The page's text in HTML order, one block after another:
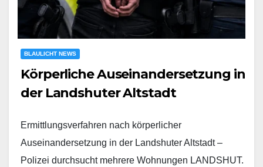
BLAULICHT NEWS
Körperliche Auseinandersetzung in
der Landshuter Altstadt
Ermittlungsverfahren nach körperlicher
Auseinandersetzung in der Landshuter Altstadt –
Polizei durchsucht mehrere Wohnungen LANDSHUT.